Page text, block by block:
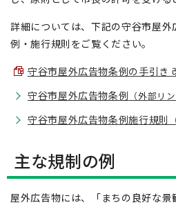
詳細については、下記の守谷市屋
例・施行規則をご覧ください。
守谷市屋外広告物条例の手引き
守谷市屋外広告物条例 （外部リン
守谷市屋外広告物条例施行規則
主な規制の例
屋外広告物には、「まちの良好な